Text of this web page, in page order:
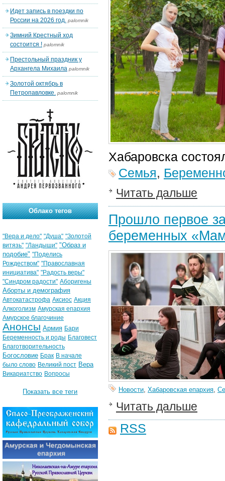
Хабаровска
Семья,
Читать дальше
Прошло первое
беременных
Новости, Хабаровская епархия,
Читать дальше
RSS
Идет запись в поездки по
России на 2026 год. palomnik
Зимний Крестный ход
состоится ! palomnik
Престольный праздник у
Архангела Михаила palomnik
Золотой октябрь в
Петропавловке. palomnik
Облако тегов
"Вера и дело" "Душа" "Золотой
витязь" "Ландыши" "Образ и
подобие" "Поделись
Рождеством" "Православная
инициатива" "Радость веры"
"Синдром радости" Аборигены
Аборты и демография
Автокатастрофа Аксиос Акция
Алкоголизм Амурская епархия
Амурское благочиние
Анонсы Армия Бари
Беременность и роды Благовест
Благотворительность
Богословие Брак В начале
было слово Великий пост Вера
Викариатство Вопросы
Показать все теги